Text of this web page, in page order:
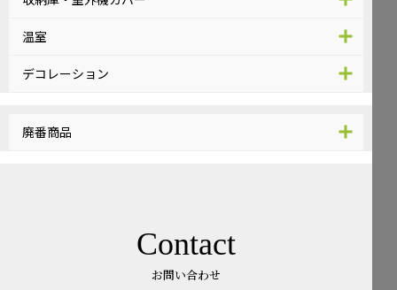
温室
デコレーション
廃番商品
Contact
お問い合わせ